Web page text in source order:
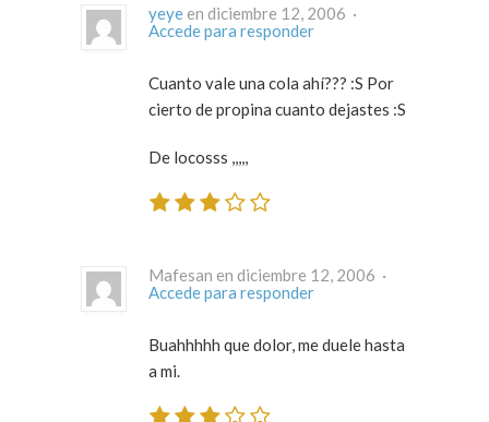
yeye
en diciembre 12, 2006 ·
Accede para responder
Cuanto vale una cola ahí??? :S Por
cierto de propina cuanto dejastes :S
De locosss ,,,,,
Mafesan en diciembre 12, 2006 ·
Accede para responder
Buahhhhh que dolor, me duele hasta
a mi.